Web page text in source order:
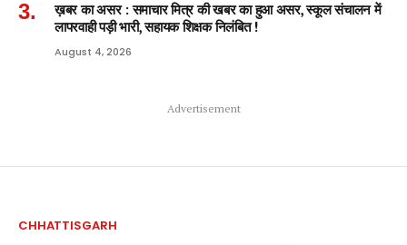
ख़बर का असर : समाचार मित्र की खबर का हुआ असर, स्कूल संचालन में
लापरवाही पड़ी भारी, सहायक शिक्षक निलंबित !
August 4, 2026
Advertisement
CHHATTISGARH